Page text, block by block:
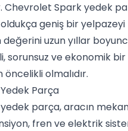
Chevrolet Spark yedek
geniş bir
değerini uzun yıllar
sorunsuz ve ekonomik
öncelikli olmalıdır.
Parça
parça, aracın
fren ve elektrik